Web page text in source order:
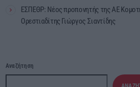
ΕΣΠΕΘΡ: Νέος προπονητής της ΑΕ
Ορεστιαδίτης Γιώργος Σιαντίδης
Αναζήτηση